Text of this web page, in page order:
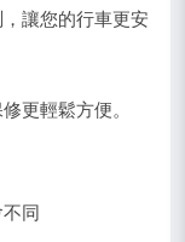
讓您的行車更安
更輕鬆方便。
同